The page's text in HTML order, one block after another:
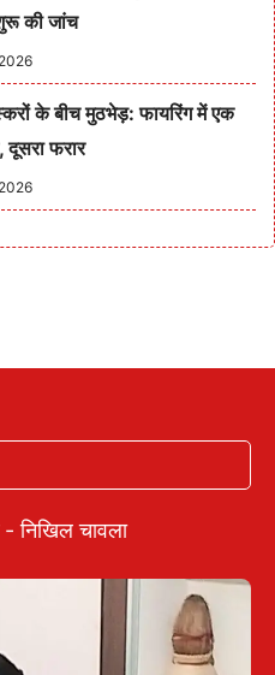
की जांच
के बीच मुठभेड़: फायरिंग में एक
फरार
निखिल चावला